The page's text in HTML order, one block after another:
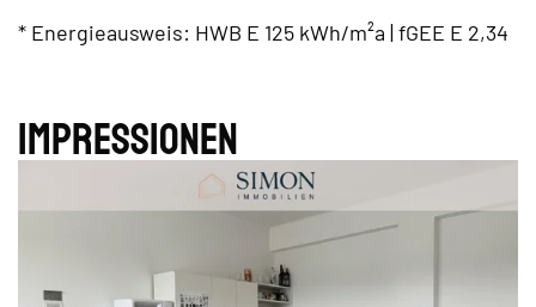
* Energieausweis: HWB E 125 kWh/m²a | fGEE E 2,34
Impres­sionen